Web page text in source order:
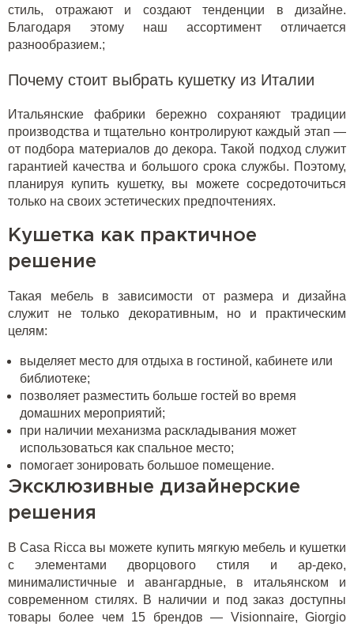
стиль, отражают и создают тенденции в дизайне.
Благодаря этому наш ассортимент отличается
разнообразием.;
Почему стоит выбрать кушетку из Италии
Итальянские фабрики бережно сохраняют традиции
производства и тщательно контролируют каждый этап —
от подбора материалов до декора. Такой подход служит
гарантией качества и большого срока службы. Поэтому,
планируя купить кушетку, вы можете сосредоточиться
только на своих эстетических предпочтениях.
Кушетка как практичное
решение
Такая мебель в зависимости от размера и дизайна
служит не только декоративным, но и практическим
целям:
выделяет место для отдыха в гостиной, кабинете или
библиотеке;
позволяет разместить больше гостей во время
домашних мероприятий;
при наличии механизма раскладывания может
использоваться как спальное место;
помогает зонировать большое помещение.
Эксклюзивные дизайнерские
решения
В Casa Ricca вы можете купить мягкую мебель и кушетки
с элементами дворцового стиля и ар-деко,
минималистичные и авангардные, в итальянском и
современном стилях. В наличии и под заказ доступны
товары более чем 15 брендов — Visionnaire, Giorgio